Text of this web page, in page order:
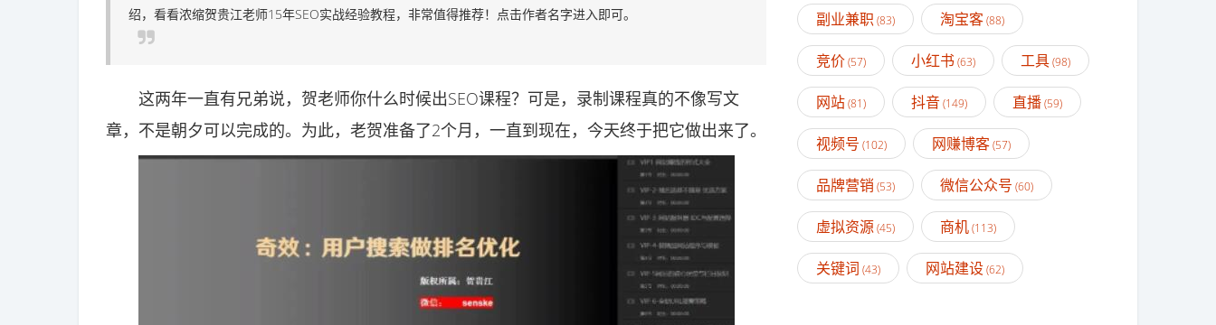
绍，看看浓缩贺贵江老师15年SEO实战经验教程，非常值得推荐！点击作者名字进入即可。
这两年一直有兄弟说，贺老师你什么时候出SEO课程？可是，录制课程真的不像写文
章，不是朝夕可以完成的。为此，老贺准备了2个月，一直到现在，今天终于把它做出来了。
副业兼职 (83) 淘宝客(88)
竞价(57) 小红书 (63) 工具(98)
网站(81) 抖音(149) 直播(59)
视频号 (102) 网赚博客(57)
品牌营销 (53) 微信公众号 (60)
虚拟资源(45) 商机(113)
关键词 (43) 网站建设(62)